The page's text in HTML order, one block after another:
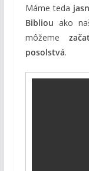
Máme teda
Bibliou ako
môžeme
posolstvá.